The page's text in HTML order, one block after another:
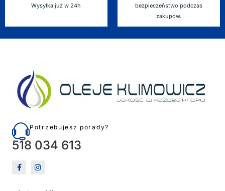
Wysyłka już w 24h
bezpieczeństwo podczas
zakupów.
Potrzebujesz porady?
518 034 613